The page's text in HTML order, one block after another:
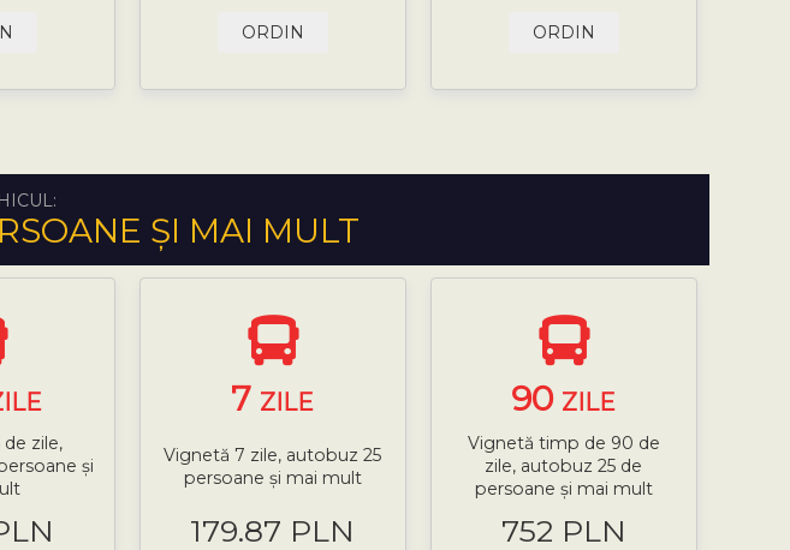
ORDIN ORDIN
ȘI MAI MULT
zile,
și
7 ZILE
Vignetă 7 zile, autobuz 25
persoane și mai mult
179.87 PLN
90 ZILE
Vignetă timp de 90 de
zile, autobuz 25 de
persoane și mai mult
752 PLN